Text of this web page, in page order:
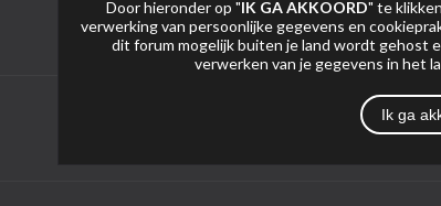
Door hieronder op "IK GA AKKOORD" te
verwerking van persoonlijke gegevens en
dit forum mogelijk buiten je land wordt gehost
verwerken van je gegevens in het
Ik ga